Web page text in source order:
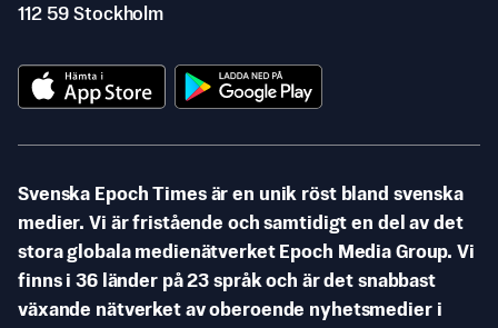
112 59 Stockholm
Svenska Epoch Times är en unik röst bland svenska
medier. Vi är fristående och samtidigt en del av det
stora globala medienätverket Epoch Media Group. Vi
finns i 36 länder på 23 språk och är det snabbast
växande nätverket av oberoende nyhetsmedier i